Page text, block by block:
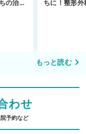
の治療
ちに！整形外
もっと読む
わせ
予約など